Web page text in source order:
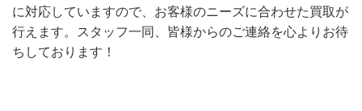
に対応していますので、お客様のニーズに合わせた買取が
行えます。スタッフ一同、皆様からのご連絡を心よりお待
ちしております！